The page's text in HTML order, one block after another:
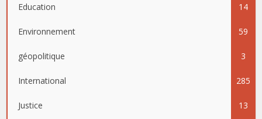
Education 14
Environnement 59
géopolitique 3
International 285
Justice 13